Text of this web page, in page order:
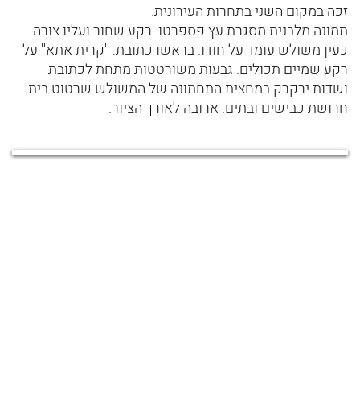
זכה במקום השני בתחרות העירונית.
תמונה מלבנית מסגרת עץ פספרטו. רקע שחור ועליו צורה
כעין משולש עומד על חודו. בראשו כתובת: ''קרית אתא'' על
רקע שמיים תכולים. גבעות משורטטות מתחת לכתובת
ושדות ירקרק במחצית התחתונה של המשולש שרטוט בית
חרושת כבישים ובתים. ארובה לאורך הציור.